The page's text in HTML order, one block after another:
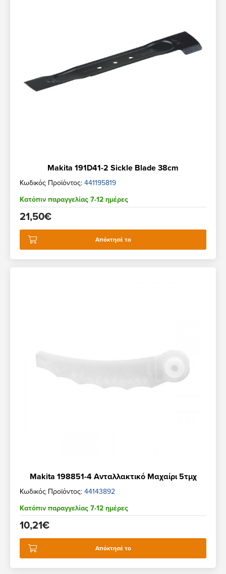
Makita 191D41-2 Sickle Blade 38cm
Κωδικός Προϊόντος: 441195819
Κατόπιν παραγγελίας 7-12 ημέρες
21,50€
Απόκτησέ το
Makita 198851-4 Ανταλλακτικό Μαχαίρι 5τμχ
Κωδικός Προϊόντος: 44143892
Κατόπιν παραγγελίας 7-12 ημέρες
10,21€
Απόκτησέ το